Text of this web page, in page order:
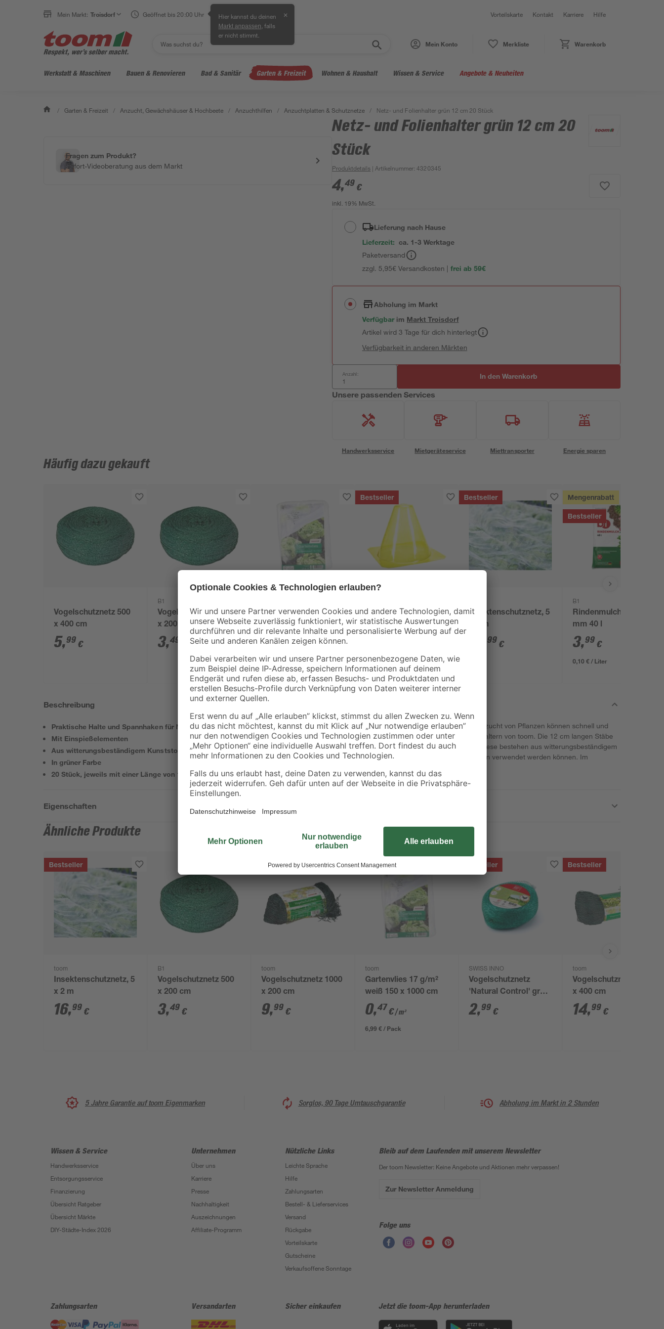
Mein Markt: Troisdorf Geöffnet bis 20:00 Uhr Hier kannst du deinen
Markt anpassen , falls
er nicht stimmt.
✕ Vorteilskarte Kontakt Karriere Hilfe
Mein Konto Merkliste Warenkorb
Werkstatt & Maschinen Bauen & Renovieren Bad & Sanitär Garten & Freizeit Wohnen & Haushalt Wissen & Service Angebote & Neuheiten
/ Garten & Freizeit / Anzucht, Gewächshäuser & Hochbeete / Anzuchthilfen / Anzuchtplatten & Schutznetze / Netz- und Folienhalter grün 12 cm 20 Stück
Fragen zum Produkt?
Sofort-Videoberatung aus dem Markt
Netz- und Folienhalter grün 12 cm 20
Stück
Produktdetails | Artikelnummer:4320345
4,49 €
inkl. 19% MwSt.
Lieferung nach Hause
Lieferzeit: ca. 1-3 Werktage
Paketversand
zzgl. 5,95€ Versandkosten | frei ab 59€
Abholung im Markt
Verfügbar im MarktTroisdorf
Artikel wird 3 Tage für dich hinterlegt
Verfügbarkeit in anderen Märkten
Anzahl: In den Warenkorb
Unsere passenden Services
Handwerksservice Mietgeräteservice Miettransporter Energie sparen
Häufig dazu gekauft
Vogelschutznetz 500
x 400 cm
5,99 €
B1
Vogelschutznetz 500
x 200 cm
3,49
Gartenvlies 17 g/m²
weiß 150 x 1000 cm
0,47€ / m²
6,99 € / Pack
Bestseller
Pflanzenschutzhauben
Ø 21 x 23 cm 12 Stück
Bestseller
Insektenschutznetz, 5
x 2 m
99 €
Mengenrabatt
Bestseller
B1
Rindenmulch 0-40
mm 40 l
3,99 €
0,10 € / Liter
Beschreibung
Praktische Halte und Spannhaken für Netze, Folien und Vliese
Mit Einspießelementen
Aus witterungsbeständigem Kunststoff
In grüner Farbe
20 Stück, jeweils mit einer Länge von 12 cm
Netze, Folien und Vliese zum Schutz und zur Anzucht von Pflanzen können schnell und
einfach fixiert werden mit den Netz- und Folienhaltern von toom. Die 12 cm langen Stäbe
werden durch Einspießen im Boden befestigt. Diese bestehen aus witterungsbeständigem
Kunststoff, sodass sie problemlos auch im Garten verwendet werden können. Im
Eigenschaften
Ähnliche Produkte
Bestseller
toom
Insektenschutznetz, 5
x 2 m
16,99 €
B1
Vogelschutznetz 500
x 200 cm
3,49 €
toom
Vogelschutznetz 1000
x 200 cm
9,99 €
toom
Gartenvlies 17 g/m²
weiß 150 x 1000 cm
0,47€/ m²
6,99 € / Pack
Bestseller
SWISS INNO
Vogelschutznetz
'Natural Control' grün
2 x 5 m
2,99 €
Bestseller
toom
Vogelschutznetz 1000
x 400 cm
14,99 €
5 Jahre Garantie auf toom Eigenmarken Sorglos, 90 Tage Umtauschgarantie Abholung im Markt in 2 Stunden
Wissen & Service
Handwerksservice
Entsorgungsservice
Finanzierung
Übersicht Ratgeber
Übersicht Märkte
DIY-Städte-Index 2026
Unternehmen
Über uns
Karriere
Presse
Nachhaltigkeit
Auszeichnungen
Affiliate-Programm
Nützliche Links
Leichte Sprache
Hilfe
Zahlungsarten
Bestell- & Lieferservices
Versand
Rückgabe
Vorteilskarte
Gutscheine
Verkaufsoffene Sonntage
Bleib auf dem Laufenden mit unserem Newsletter
Der toom Newsletter: Keine Angebote und Aktionen mehr verpassen!
Zur Newsletter Anmeldung
Folge uns
Zahlungsarten Versandarten Sicher einkaufen Jetzt die toom-App herunterladen